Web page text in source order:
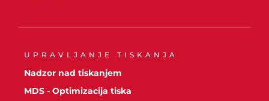
UPRAVLJANJE TISKANJA
Nadzor nad tiskanjem
MDS - Optimizacija tiska